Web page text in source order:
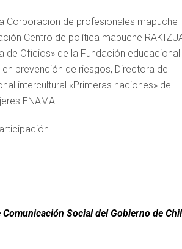
Corporacion de profesionales mapuche
Centro de política mapuche
de Oficios» de la Fundación educacional
prevención de riesgos, Directora de
intercultural «Primeras naciones» de
ENAMA
Social del Gobierno de